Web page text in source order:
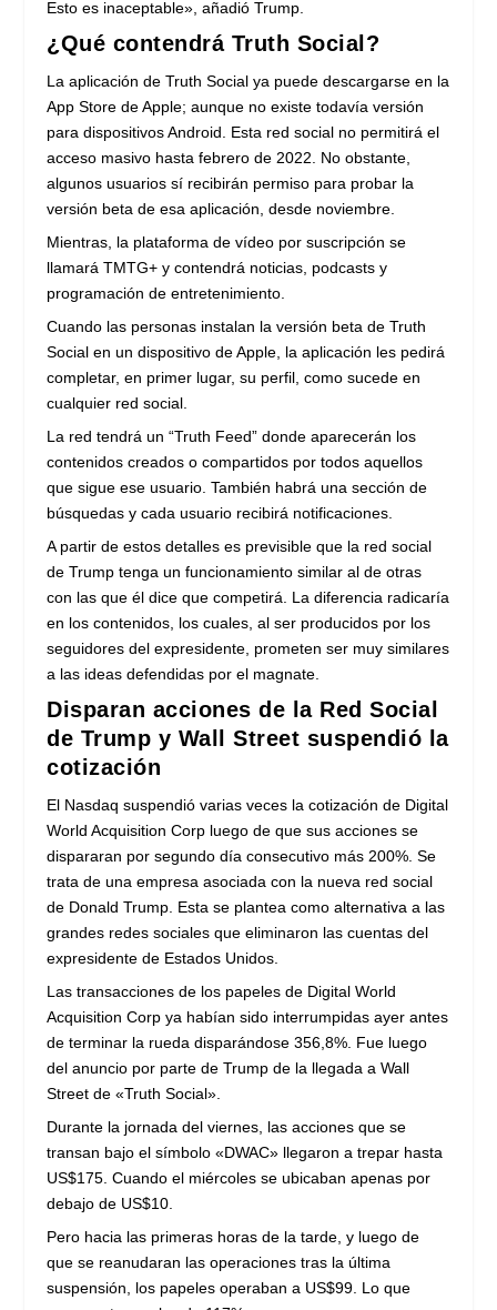
Esto es inaceptable», añadió Trump.
¿Qué contendrá Truth Social?
La aplicación de Truth Social ya puede descargarse en la
App Store de Apple; aunque no existe todavía versión
para dispositivos Android. Esta red social no permitirá el
acceso masivo hasta febrero de 2022. No obstante,
algunos usuarios sí recibirán permiso para probar la
versión beta de esa aplicación, desde noviembre.
Mientras, la plataforma de vídeo por suscripción se
llamará TMTG+ y contendrá noticias, podcasts y
programación de entretenimiento.
Cuando las personas instalan la versión beta de Truth
Social en un dispositivo de Apple, la aplicación les pedirá
completar, en primer lugar, su perfil, como sucede en
cualquier red social.
La red tendrá un “Truth Feed” donde aparecerán los
contenidos creados o compartidos por todos aquellos
que sigue ese usuario. También habrá una sección de
búsquedas y cada usuario recibirá notificaciones.
A partir de estos detalles es previsible que la red social
de Trump tenga un funcionamiento similar al de otras
con las que él dice que competirá. La diferencia radicaría
en los contenidos, los cuales, al ser producidos por los
seguidores del expresidente, prometen ser muy similares
a las ideas defendidas por el magnate.
Disparan acciones de la Red Social
de Trump y Wall Street suspendió la
cotización
El Nasdaq suspendió varias veces la cotización de Digital
World Acquisition Corp luego de que sus acciones se
dispararan por segundo día consecutivo más 200%. Se
trata de una empresa asociada con la nueva red social
de Donald Trump. Esta se plantea como alternativa a las
grandes redes sociales que eliminaron las cuentas del
expresidente de Estados Unidos.
Las transacciones de los papeles de Digital World
Acquisition Corp ya habían sido interrumpidas ayer antes
de terminar la rueda disparándose 356,8%. Fue luego
del anuncio por parte de Trump de la llegada a Wall
Street de «Truth Social».
Durante la jornada del viernes, las acciones que se
transan bajo el símbolo «DWAC» llegaron a trepar hasta
US$175. Cuando el miércoles se ubicaban apenas por
debajo de US$10.
Pero hacia las primeras horas de la tarde, y luego de
que se reanudaran las operaciones tras la última
suspensión, los papeles operaban a US$99. Lo que